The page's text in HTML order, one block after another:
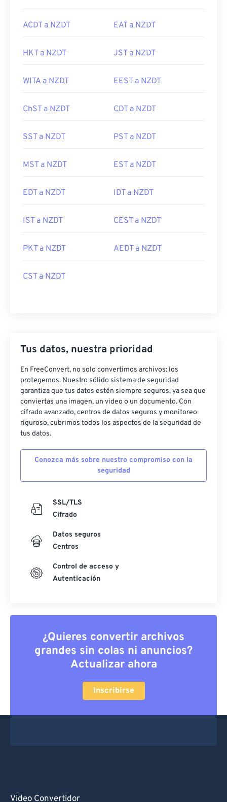
ACDT a NZDT EAT a NZDT
HKT a NZDT JST a NZDT
WITA a NZDT EEST a NZDT
ChST a NZDT CDT a NZDT
SST a NZDT PST a NZDT
MST a NZDT EST a NZDT
EDT a NZDT IDT a NZDT
IST a NZDT CEST a NZDT
PKT a NZDT AEDT a NZDT
CST a NZDT
Tus datos, nuestra prioridad
En FreeConvert, no solo convertimos archivos: los
protegemos. Nuestro sólido sistema de seguridad
garantiza que tus datos estén siempre seguros, ya sea que
conviertas una imagen, un video o un documento. Con
cifrado avanzado, centros de datos seguros y monitoreo
riguroso, cubrimos todos los aspectos de la seguridad de
tus datos.
Conozca más sobre nuestro compromiso con la
seguridad
SSL/TLS
Cifrado
Datos seguros
Centros
Control de acceso y
Autenticación
¿Quieres convertir archivos
grandes sin colas ni anuncios?
Actualizar ahora
Inscribirse
Video Convertidor